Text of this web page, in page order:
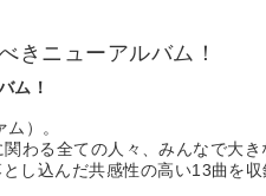
きニューアルバム！
ム！
）。
る全ての人々、みんなで大
し込んだ共感性の高い13曲を収